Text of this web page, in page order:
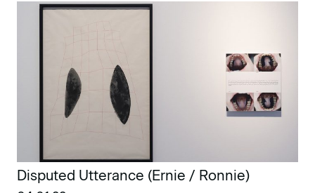
Disputed Utterance (Ernie / Ronnie)